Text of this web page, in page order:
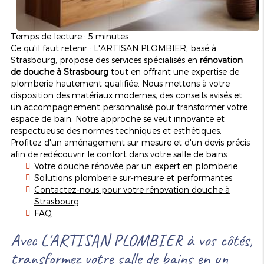
Temps de lecture : 5 minutes
Ce qu'il faut retenir : L'ARTISAN PLOMBIER, basé à
Strasbourg, propose des services spécialisés en rénovation
de douche à Strasbourgtout en offrant une expertise de
plomberie hautement qualifiée. Nous mettons à votre
disposition des matériaux modernes, des conseils avisés et
un accompagnement personnalisé pour transformer votre
espace de bain. Notre approche se veut innovante et
respectueuse des normes techniques et esthétiques.
Profitez d'un aménagement sur mesure et d'un devis précis
afin de redécouvrir le confort dans votre salle de bains.
Votre douche rénovée par un expert en plomberie
Solutions plomberie sur-mesure et performantes
Contactez-nous pour votre rénovation douche à
Strasbourg
FAQ
Avec L'ARTISAN PLOMBIER à vos côtés,
transformez votre salle de bains en un